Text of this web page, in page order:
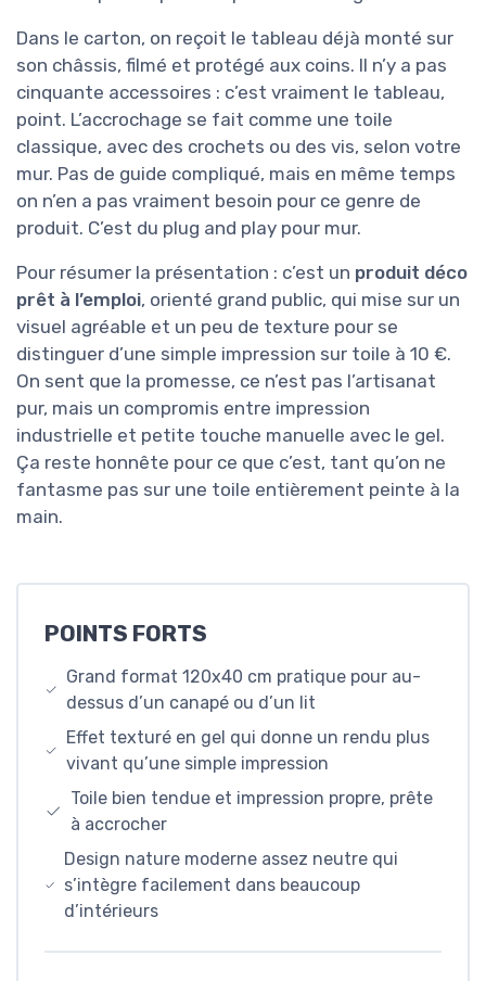
Dans le carton, on reçoit le tableau déjà monté sur
son châssis, filmé et protégé aux coins. Il n’y a pas
cinquante accessoires : c’est vraiment le tableau,
point. L’accrochage se fait comme une toile
classique, avec des crochets ou des vis, selon votre
mur. Pas de guide compliqué, mais en même temps
on n’en a pas vraiment besoin pour ce genre de
produit. C’est du plug and play pour mur.
Pour résumer la présentation : c’est un produit déco
prêt à l’emploi, orienté grand public, qui mise sur un
visuel agréable et un peu de texture pour se
distinguer d’une simple impression sur toile à 10 €.
On sent que la promesse, ce n’est pas l’artisanat
pur, mais un compromis entre impression
industrielle et petite touche manuelle avec le gel.
Ça reste honnête pour ce que c’est, tant qu’on ne
fantasme pas sur une toile entièrement peinte à la
main.
POINTS FORTS
Grand format 120x40 cm pratique pour au-
dessus d’un canapé ou d’un lit
Effet texturé en gel qui donne un rendu plus
vivant qu’une simple impression
Toile bien tendue et impression propre, prête
à accrocher
Design nature moderne assez neutre qui
s’intègre facilement dans beaucoup
d’intérieurs